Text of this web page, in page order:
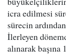
icra edilmesi
sürecin
İlerleyen
alınarak